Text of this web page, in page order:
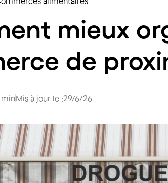
mieux
de
minMis à jour le :29/6/26